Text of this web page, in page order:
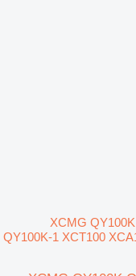
شاحنة رافعة XCMG QY100K
QY100K-1 XCT100